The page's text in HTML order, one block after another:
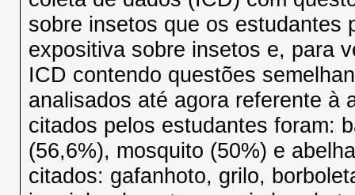
sobre insetos que os estudantes
expositiva sobre insetos e, para
ICD contendo questões
analisados até agora referente à
citados pelos estudantes foram:
(56,6%), mosquito (50%) e
citados: gafanhoto, grilo,